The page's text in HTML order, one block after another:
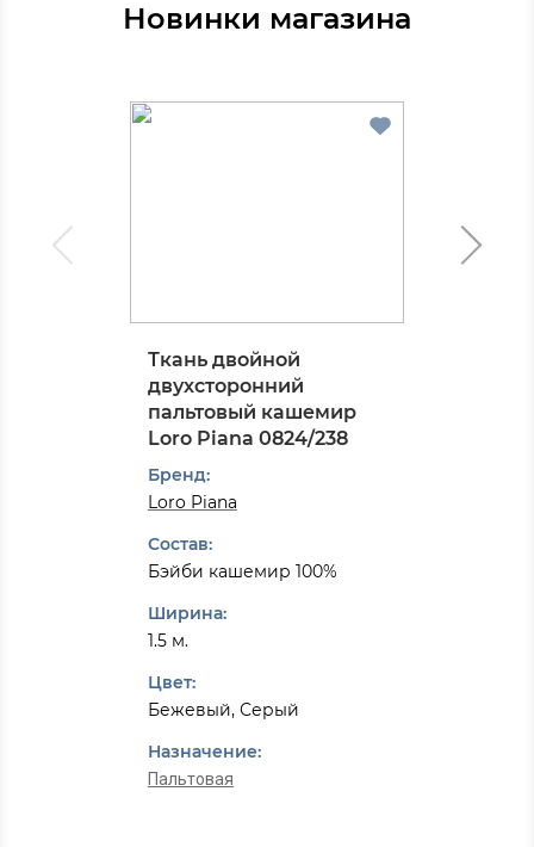
Новинки магазина
Ткань двойной
двухсторонний
пальтовый кашемир
Loro Piana 0824/238
Бренд:
Loro Piana
Состав:
Бэйби кашемир 100%
Ширина:
1.5 м.
Цвет:
Бежевый, Серый
Назначение:
Пальтовая